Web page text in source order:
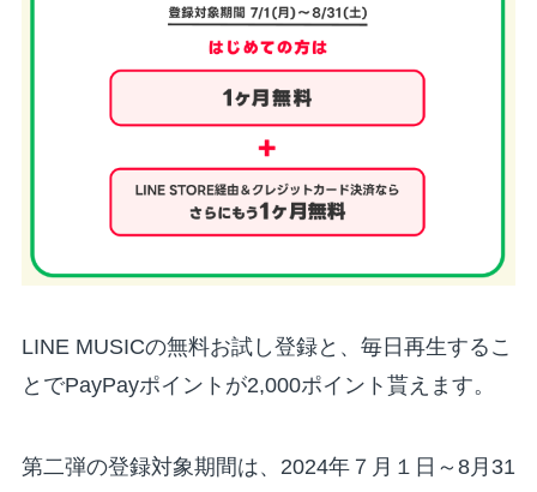
LINE MUSICの無料お試し登録と、毎日再生するこ
とでPayPayポイントが2,000ポイント貰えます。
第二弾の登録対象期間は、 2024年７月１日～8月31